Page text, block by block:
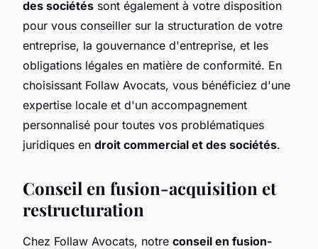
des sociétés sont également à votre disposition
pour vous conseiller sur la structuration de votre
entreprise, la gouvernance d'entreprise, et les
obligations légales en matière de conformité. En
choisissant Follaw Avocats, vous bénéficiez d'une
expertise locale et d'un accompagnement
personnalisé pour toutes vos problématiques
juridiques en droit commercial et des sociétés.
Conseil en fusion-acquisition et
restructuration
Chez Follaw Avocats, notre conseil en fusion-